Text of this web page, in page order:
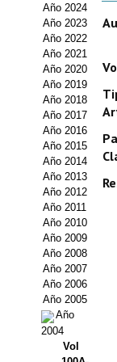
Estatutos
Hacerse socio
Noticias
Galería de Fotos
Web AIDA 2.0
REVISTA ITEA
Presentación ITEA
Equipo Editorial
Leer revista ITEA
Directrices para
Políticas
Año 2024
Año 2023
Año 2022
Año 2021
Año 2020
Año 2019
Año 2018
Año 2017
Año 2016
Año 2015
Año 2014
Año 2013
Año 2012
Año 2011
Año 2010
Año 2009
Año 2008
Año 2007
Año 2006
Año 2005
Año
2004
Vol